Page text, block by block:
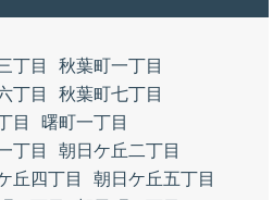
丁目
秋葉町一丁目
丁目
秋葉町七丁目
目
曙町一丁目
丁目
朝日ケ丘二丁目
丘四丁目
朝日ケ丘五丁目